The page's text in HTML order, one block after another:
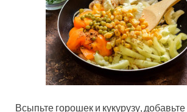
Всыпьте горошек и кукурузу, добавьте